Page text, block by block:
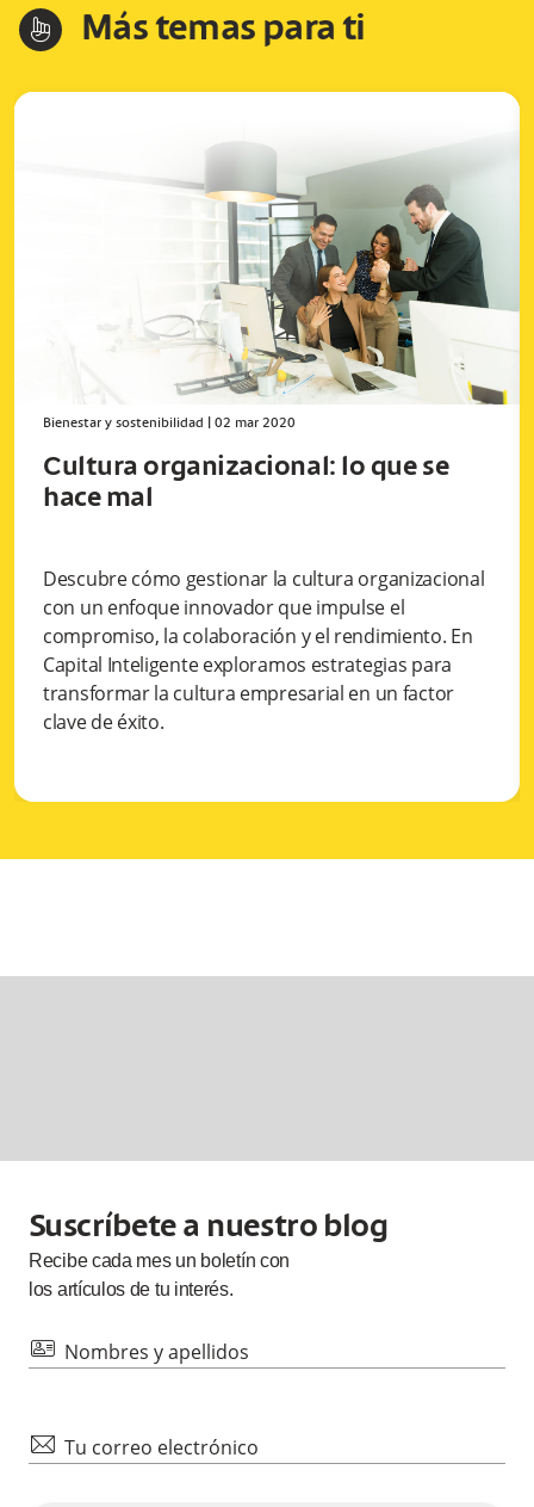
hand-index Más temas para ti
Bienestar y sostenibilidad 02 mar 2020
Cultura organizacional: lo que se
hace mal
Descubre cómo gestionar la cultura organizacional
con un enfoque innovador que impulse el
compromiso, la colaboración y el rendimiento. En
Capital Inteligente exploramos estrategias para
transformar la cultura empresarial en un factor
clave de éxito.
Suscríbete a nuestro blog
Recibe cada mesun boletín con
los artículos de tu interés.
id Nombres y apellidos
mail Tu correo electrónico